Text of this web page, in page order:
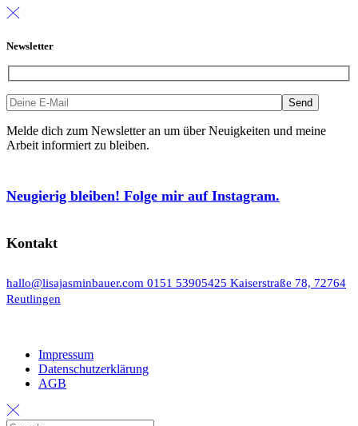
Newsletter
Melde dich zum Newsletter an um über Neuigkeiten und meine
Arbeit informiert zu bleiben.
Neugierig bleiben! Folge mir auf Instagram.
Kontakt
hallo@lisajasminbauer.com 0151 53905425 Kaiserstraße 78, 72764
Reutlingen
Impressum
Datenschutzerklärung
AGB